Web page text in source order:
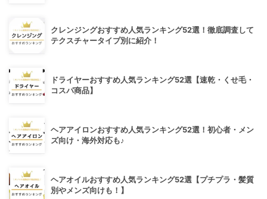
クレンジングおすすめ人気ランキング52選！徹底調査して
テクスチャータイプ別に紹介！
ドライヤーおすすめ人気ランキング52選【速乾・くせ毛・
コスパ商品】
ヘアアイロンおすすめ人気ランキング52選！初心者・メン
ズ向け・海外対応も♪
ヘアオイルおすすめ人気ランキング52選【プチプラ・髪質
別やメンズ向けも！】